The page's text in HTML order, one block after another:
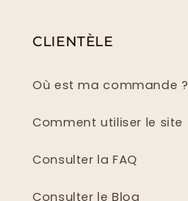
CLIENTÈLE
Où est ma commande ?
Comment utiliser le site
Consulter la FAQ
Consulter le Blog